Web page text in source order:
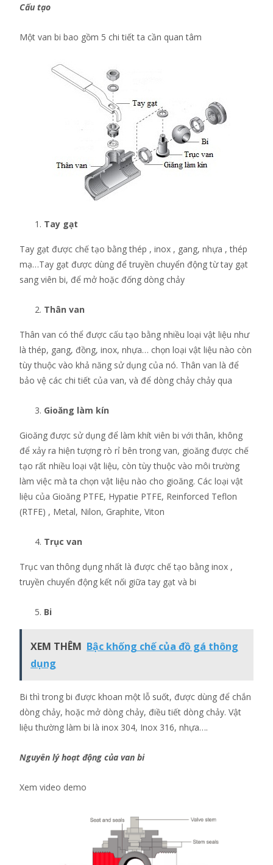
Cấu tạo
Một van bi bao gồm 5 chi tiết ta cần quan tâm
Tay gạt
Tay gạt được chế tạo bằng thép , inox , gang, nhựa , thép
mạ…Tay gạt được dùng để truyền chuyển động từ tay gạt
sang viên bi, để mở hoặc đống dòng chảy
Thân van
Thân van có thể được cấu tạo bằng nhiều loại vật liệu như
là thép, gang, đồng, inox, nhựa… chọn loại vật liệu nào còn
tùy thuộc vào khả năng sử dụng của nó. Thân van là để
bảo vệ các chi tiết của van, và để dòng chảy chảy qua
Gioăng làm kín
Gioăng được sử dụng để làm khít viên bi với thân, không
để xảy ra hiện tượng rò rỉ bên trong van, gioăng được chế
tạo rất nhiều loại vật liệu, còn tùy thuộc vào môi trường
làm việc mà ta chọn vật liệu nào cho gioăng. Các loại vật
liệu của Gioăng PTFE, Hypatie PTFE, Reinforced Teflon
(RTFE) , Metal, Nilon, Graphite, Viton
Trục van
Trục van thông dụng nhất là được chế tạo bằng inox ,
truyền chuyển động kết nối giữa tay gạt và bi
Bi
XEM THÊM Bậc khống chế của đồ gá thông
dụng
Bi thì trong bi được khoan một lỗ suốt, được dùng để chắn
dòng chảy, hoặc mở dòng chảy, điều tiết dòng chảy. Vật
liệu thường làm bi là inox 304, Inox 316, nhựa….
Nguyên lý hoạt động của van bi
Xem video demo